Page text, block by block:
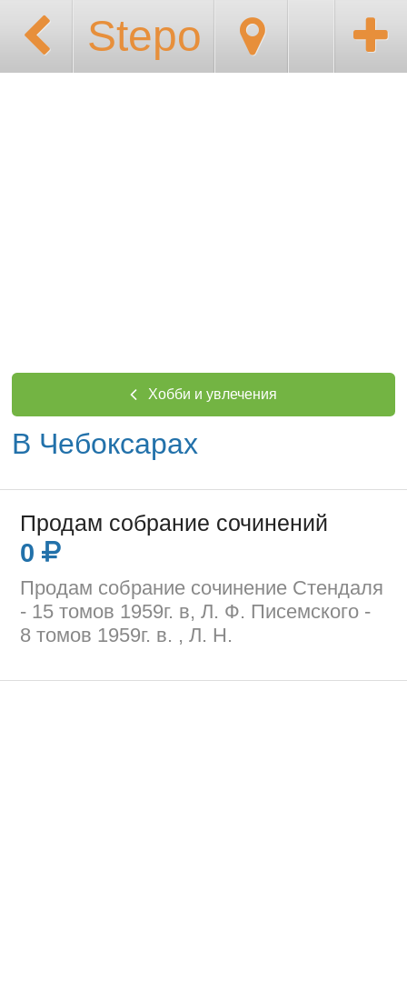
Stepo
Хобби и увлечения
В Чебоксарах
Продам собрание сочинений
0
Продам собрание сочинение Стендаля
- 15 томов 1959г. в, Л. Ф. Писемского -
8 томов 1959г. в. , Л. Н.